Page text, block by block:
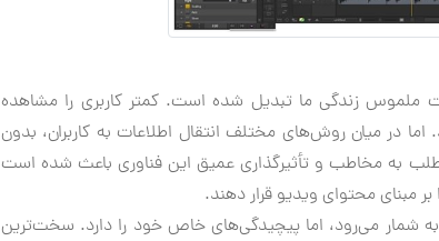
ملموس زندگی ما تبدیل شده است. کمتر کاربری را مشاهده
در میان روش‌های مختلف انتقال اطلاعات به کاربران، بدون
به مخاطب و تأثیرگذاری عمیق این فناوری باعث شده است
مبنای محتوای ویدیو قرار دهند.
به شمار می‌رود، اما پیچیدگی‌های خاص خود را دارد. سخت‌ترین